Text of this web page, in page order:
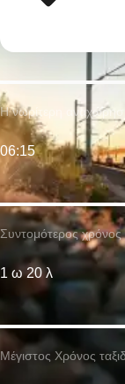
Συντομότερος χρόνος
1 ω 20 λ
Η νωρίτερη
06:15
Μέγιστος Χρόνος